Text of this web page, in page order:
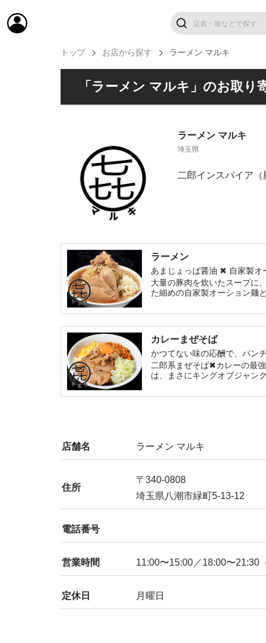
トップ お店から探す ラーメン マルキ
「ラーメン マルキ」のお取り
ラーメン マルキ
埼玉県
二郎インスパイア（
ラーメン
あまじょっぱ醤油 ✖︎ 自家製オ
大量の豚肉を炊いたスープに
た細めの自家製オーション麺
カレーまぜそば
かつてない味の応酬で、パン
二郎系まぜそば✖︎カレーの最
は、まさにキングオブジャンク
店舗名 ラーメン マルキ
住所
〒340-0808
埼玉県八潮市緑町5-13-12
電話番号
営業時間 11:00〜15:00／18:00〜21:30
定休日 月曜日